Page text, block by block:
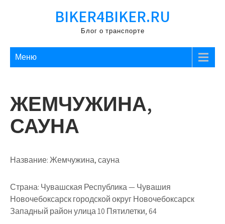
BIKER4BIKER.RU
Блог о транспорте
Меню
ЖЕМЧУЖИНА,
САУНА
Название:Жемчужина, сауна
Страна: Чувашская Республика — Чувашия
Новочебоксарск городской округ Новочебоксарск
Западный район улица 10 Пятилетки, 64